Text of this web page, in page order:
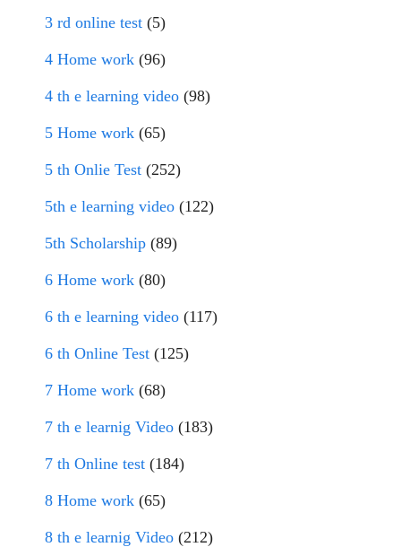
3 rd online test (5)
4 Home work (96)
4 th e learning video (98)
5 Home work (65)
5 th Onlie Test (252)
5th e learning video (122)
5th Scholarship (89)
6 Home work (80)
6 th e learning video (117)
6 th Online Test (125)
7 Home work (68)
7 th e learnig Video (183)
7 th Online test (184)
8 Home work (65)
8 th e learnig Video (212)